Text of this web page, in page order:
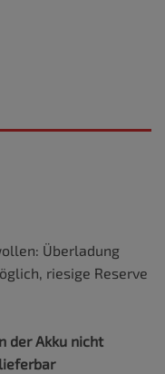
Überladung
riesige Reserve
der Akku nicht